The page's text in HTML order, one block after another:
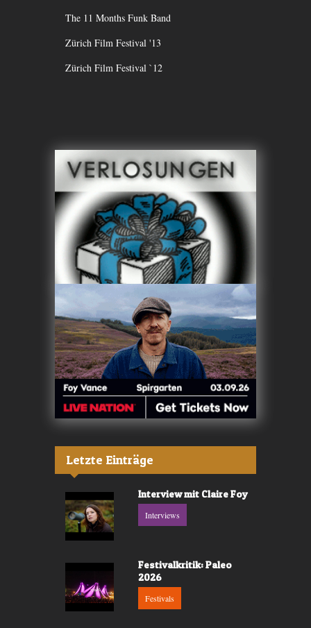
The 11 Months Funk Band
Zürich Film Festival '13
Zürich Film Festival `12
Letzte Einträge
Interview mit Claire Foy
Interviews
Festivalkritik: Paleo
2026
Festivals